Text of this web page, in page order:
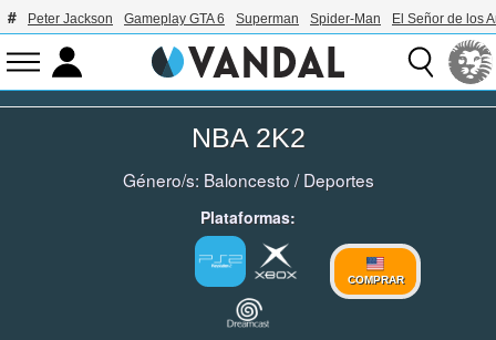
Peter Jackson Gameplay GTA 6 Superman Spider-Man El Señor de los
NBA 2K2
Género/s: Baloncesto /Deportes
Plataformas:
COMPRAR